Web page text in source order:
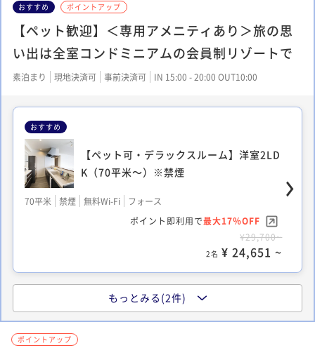
おすすめ ポイントアップ
【ペット歓迎】＜専用アメニティあり＞旅の思
い出は全室コンドミニアムの会員制リゾートで
素泊まり 現地決済可 事前決済可 IN 15:00 - 20:00 OUT10:00
おすすめ
【ペット可・デラックスルーム】洋室2LD
K（70平米～）※禁煙
70平米 禁煙 無料Wi-Fi
フォース
ポイント即利用で最大17％OFF
¥29,700~
2名 ¥ 24,651 ~
【ペット可・スタンダードルーム２】洋室
もっとみる(2件)
ポイントアップ